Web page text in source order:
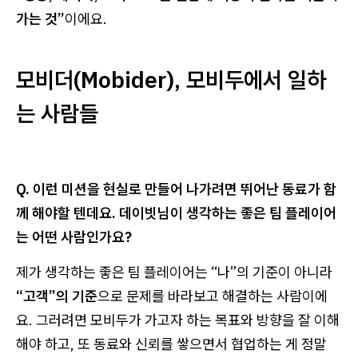
가는 것”이에요.
모비더(Mobider), 모비두에서 일하
는 사람들
Q. 이런 미션을 현실로 만들어 나가려면 뛰어난 동료가 함
께 해야할 텐데요. 데이빗님이 생각하는 좋은 팀 플레이어
는 어떤 사람인가요?
제가 생각하는 좋은 팀 플레이어는 “나”의 기준이 아니라
“고객”의 기준으로 문제를 바라보고 해결하는 사람이에
요. 그러려면 모비두가 가고자 하는 목표와 방향을 잘 이해
해야 하고, 또 동료와 신뢰를 쌓으면서 협업하는 게 정말